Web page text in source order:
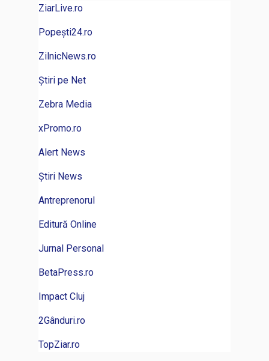
ZiarLive.ro
Popești24.ro
ZilnicNews.ro
Știri pe Net
Zebra Media
xPromo.ro
Alert News
Știri News
Antreprenorul
Editură Online
Jurnal Personal
BetaPress.ro
Impact Cluj
2Gânduri.ro
TopZiar.ro